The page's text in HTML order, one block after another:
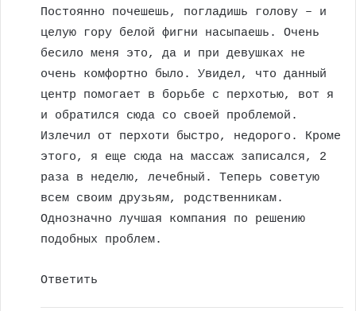
Постоянно почешешь, погладишь голову – и
целую гору белой фигни насыпаешь. Очень
бесило меня это, да и при девушках не
очень комфортно было. Увидел, что данный
центр помогает в борьбе с перхотью, вот я
и обратился сюда со своей проблемой.
Излечил от перхоти быстро, недорого. Кроме
этого, я еще сюда на массаж записался, 2
раза в неделю, лечебный. Теперь советую
всем своим друзьям, родственникам.
Однозначно лучшая компания по решению
подобных проблем.
Ответить